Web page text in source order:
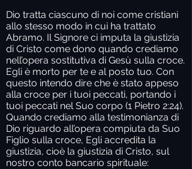
Dio tratta ciascuno di noi come cristiani
allo stesso modo in cui ha trattato
Abramo. Il Signore ci imputa la giustizia
di Cristo come dono quando crediamo
nell’opera sostitutiva di Gesù sulla croce.
Egli è morto per te e al posto tuo. Con
questo intendo dire che è stato appeso
alla croce per i tuoi peccati, portando i
tuoi peccati nel Suo corpo (1 Pietro 2:24).
Quando crediamo alla testimonianza di
Dio riguardo all’opera compiuta da Suo
Figlio sulla croce, Egli accredita la
giustizia, cioè la giustizia di Cristo, sul
nostro conto bancario spirituale: